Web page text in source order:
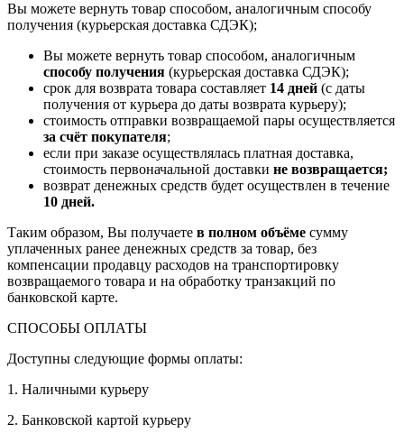
Вы можете вернуть товар способом, аналогичным способу
получения (курьерская доставка СДЭК);
Вы можете вернуть товар способом, аналогичным
способу получения (курьерская доставка СДЭК);
срок для возврата товара составляет 14 дней (с даты
получения от курьера до даты возврата курьеру);
стоимость отправки возвращаемой пары осуществляется
за счёт покупателя;
если при заказе осуществлялась платная доставка,
стоимость первоначальной доставки не возвращается;
возврат денежных средств будет осуществлен в течение
10 дней.
Таким образом, Вы получаете в полном объёме сумму
уплаченных ранее денежных средств за товар, без
компенсации продавцу расходов на транспортировку
возвращаемого товара и на обработку транзакций по
банковской карте.
СПОСОБЫ ОПЛАТЫ
Доступны следующие формы оплаты:
1. Наличными курьеру
2. Банковской картой курьеру